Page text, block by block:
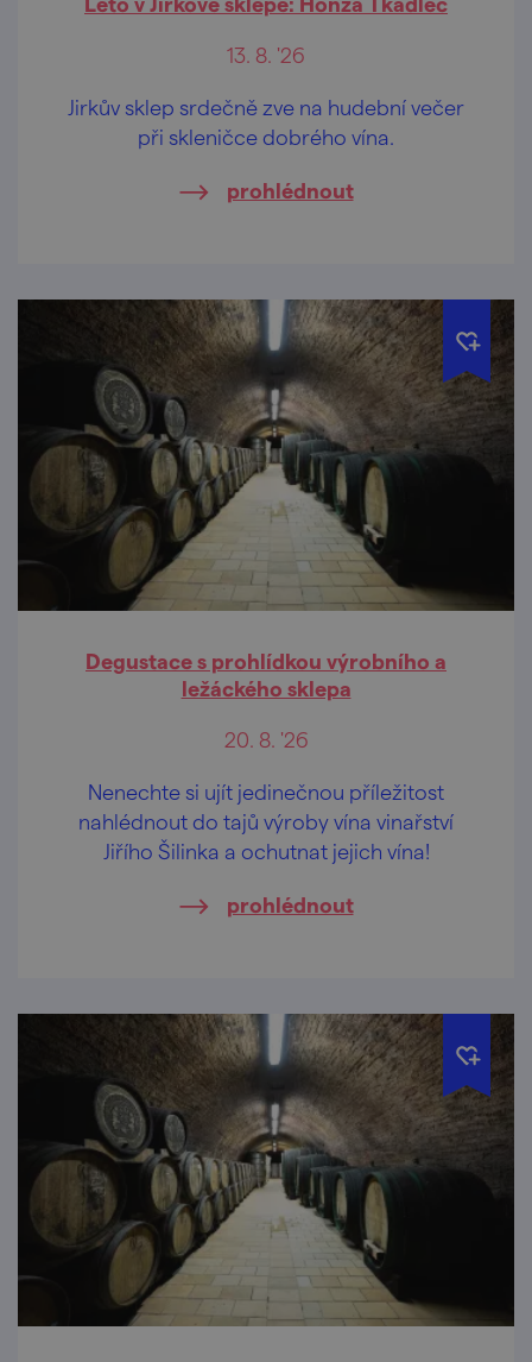
13. 8. '26
Jirkův sklep srdečně zve na hudební večer
při skleničce dobrého vína.
prohlédnout
Degustace s prohlídkou výrobního a
ležáckého sklepa
20. 8. '26
Nenechte si ujít jedinečnou příležitost
nahlédnout do tajů výroby vína vinařství
Jiřího Šilinka a ochutnat jejich vína!
prohlédnout